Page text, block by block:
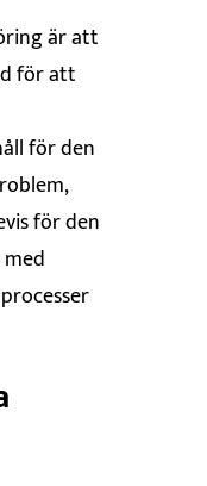
är att
för att
för den
för den